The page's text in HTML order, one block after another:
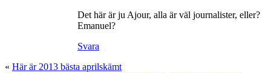
Det här är ju Ajour, alla är väl journalister, eller?
Emanuel?
Svara
« Här är 2013 bästa aprilskämt